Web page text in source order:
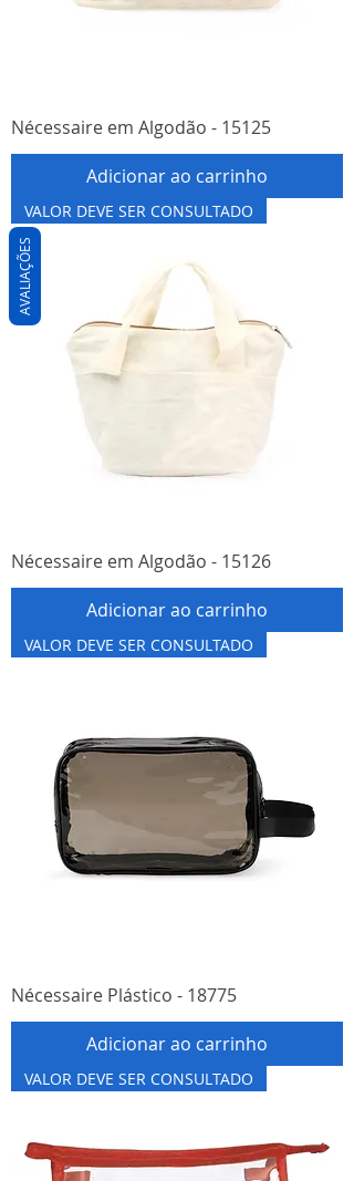
Nécessaire em Algodão - 15125
Adicionar ao carrinho
VALOR DEVE SER CONSULTADO
Nécessaire em Algodão - 15126
Adicionar ao carrinho
VALOR DEVE SER CONSULTADO
Nécessaire Plástico - 18775
Adicionar ao carrinho
VALOR DEVE SER CONSULTADO
AVALIAÇÕES